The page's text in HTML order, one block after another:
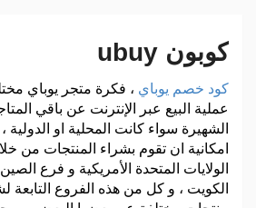
كوبون ubuy
كود خصم يوباي ، فكرة متجر يوباي
عملية البيع عبر الإنترنت عن باقي
الشهيرة سواء كانت المحلية او الدولية
امكانية ان تقوم بشراء المنتجات من
الولايات المتحدة الأمريكية و فرع
الكويت ، و كل من هذه الفروع التابعة